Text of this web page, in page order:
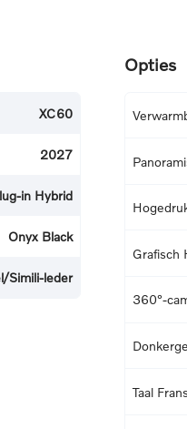
XC60
2027
in Hybrid
Onyx Black
Simili-leder
Opties
Grafisch
360°-
Taal Frans